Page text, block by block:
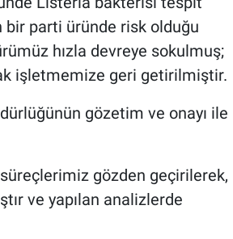
bir parti üründe risk olduğu
hızla devreye sokulmuş;
işletmemize geri getirilmiştir.
gözetim ve onayı ile
gözden geçirilerek,
ve yapılan analizlerde